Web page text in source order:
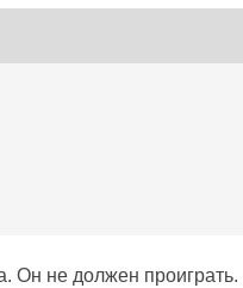
Он не должен